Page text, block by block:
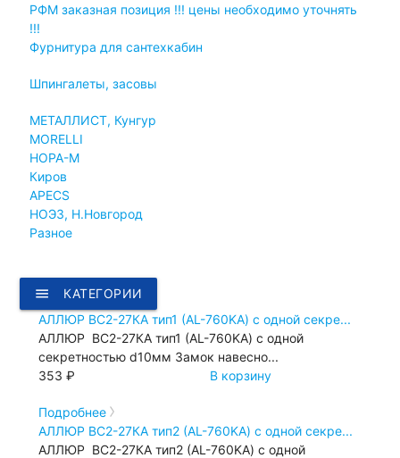
РФМ заказная позиция !!! цены необходимо уточнять
!!!
Фурнитура для сантехкабин
Шпингалеты, засовы
МЕТАЛЛИСТ, Кунгур
MORELLI
НОРА-М
Киров
APECS
НОЭЗ, Н.Новгород
Разное
menu
КАТЕГОРИИ
АЛЛЮР ВС2-27КА тип1 (AL-760KA) с одной секре...
АЛЛЮР ВС2-27КА тип1 (AL-760KA) с одной
секретностью d10мм Замок навесно...
353 ₽
В корзину
Подробнее
АЛЛЮР ВС2-27КА тип2 (AL-760KA) с одной секре...
АЛЛЮР ВС2-27КА тип2 (AL-760KA) с одной